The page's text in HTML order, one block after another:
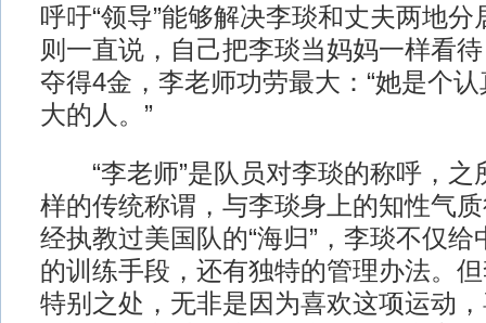
呼吁“领导”能够解决李琰和丈夫两地
则一直说，自己把李琰当妈妈一样看
夺得4金，李老师功劳最大：“她是个
大的人。”
“李老师”是队员对李琰的称呼，之
样的传统称谓，与李琰身上的知性气
经执教过美国队的“海归”，李琰不仅
的训练手段，还有独特的管理办法。
特别之处，无非是因为喜欢这项运动